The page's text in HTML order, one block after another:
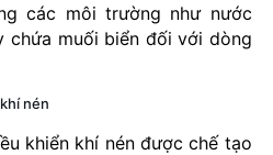
các môi trường như nước
chứa muối biển đối với dòng
nén
khiển khí nén được chế tạo